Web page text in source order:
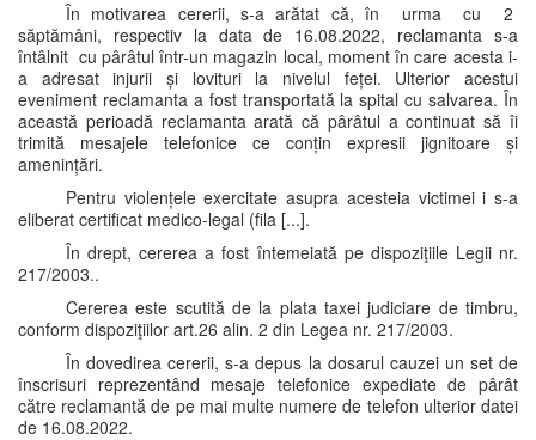
În motivarea cererii, s-a arătat că, în urma cu 2
săptămâni, respectiv la data de 16.08.2022, reclamanta s-a
întâlnit cu pârâtul într-un magazin local, moment în care acesta i-
a adresat injurii și lovituri la nivelul feței. Ulterior acestui
eveniment reclamanta a fost transportată la spital cu salvarea. În
această perioadă reclamanta arată că pârâtul a continuat să îi
trimită mesajele telefonice ce conțin expresii jignitoare și
amenințări.
Pentru violențele exercitate asupra acesteia victimei i s-a
eliberat certificat medico-legal (fila [...].
În drept, cererea a fost întemeiată pe dispoziţiile Legii nr.
217/2003..
Cererea este scutită de la plata taxei judiciare de timbru,
conform dispoziţiilor art.26 alin. 2 din Legea nr. 217/2003.
În dovedirea cererii, s-a depus la dosarul cauzei un set de
înscrisuri reprezentând mesaje telefonice expediate de pârât
către reclamantă de pe mai multe numere de telefon ulterior datei
de 16.08.2022.